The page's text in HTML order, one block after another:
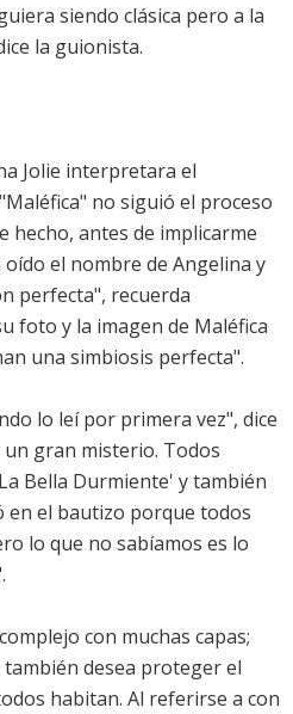
siendo clásica pero a la
la guionista.
Jolie interpretara el
no siguió el proceso
hecho, antes de implicarme
el nombre de Angelina y
perfecta", recuerda
foto y la imagen de Maléfica
una simbiosis perfecta".
lo leí por primera vez", dice
un gran misterio. Todos
Bella Durmiente' y también
en el bautizo porque todos
lo que no sabíamos es lo
con muchas capas;
desea proteger el
habitan. Al referirse a con